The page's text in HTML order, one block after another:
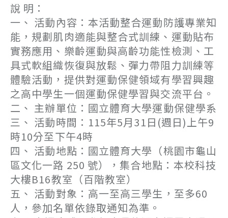
說 明：
一、 活動內容：本活動整合運動防護專業知
能，規劃肌肉適能與整合式訓練、運動貼布
實務應用、樂齡運動與高齡功能性檢測、工
具式軟組織恢復與放鬆、彈力帶阻力訓練等
體驗活動，提供對運動保健領域有學習興趣
之高中學生一個運動保健學習與交流平台。
二、 主辦單位：國立體育大學運動保健學系
三、 活動時間：115年5月31日(週日)上午9
時10分至下午4時
四、 活動地點：國立體育大學（桃園市龜山
區文化一路 250 號），集合地點：本校科技
大樓B16教室（百階教室）
五、 活動對象：高一至高三學生，至多60
人，參加名單依錄取通知為準。